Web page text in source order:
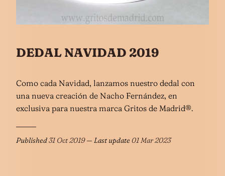
DEDAL NAVIDAD 2019
Como cada Navidad, lanzamos nuestro dedal con
una nueva creación de Nacho Fernández, en
exclusiva para nuestra marca Gritos de Madrid®.
Published31 Oct 2019— Last update01 Mar 2023